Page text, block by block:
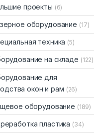
проекты (6)
оборудование (17)
техника (5)
на складе (122)
для
окон и рам (26)
оборудование (189)
пластика (34)